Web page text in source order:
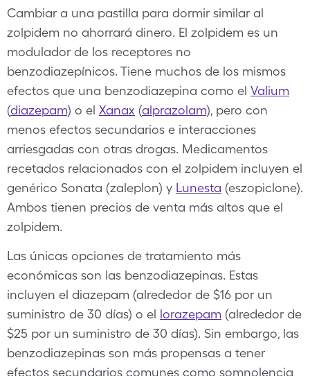
Cambiar a una pastilla para dormir similar al
zolpidem no ahorrará dinero. El zolpidem es un
modulador de los receptores no
benzodiazepínicos. Tiene muchos de los mismos
efectos que una benzodiazepina como el Valium
(diazepam) o el Xanax (alprazolam), pero con
menos efectos secundarios e interacciones
arriesgadas con otras drogas. Medicamentos
recetados relacionados con el zolpidem incluyen el
genérico Sonata (zaleplon) y Lunesta (eszopiclone).
Ambos tienen precios de venta más altos que el
zolpidem.
Las únicas opciones de tratamiento más
económicas son las benzodiazepinas. Estas
incluyen el diazepam (alrededor de $16 por un
suministro de 30 días) o el lorazepam (alrededor de
$25 por un suministro de 30 días). Sin embargo, las
benzodiazepinas son más propensas a tener
efectos secundarios comunes como somnolencia